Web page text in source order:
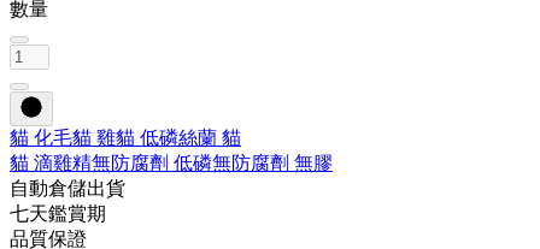
數量
貓 化毛貓 雞貓 低磷絲蘭 貓
貓 滴雞精無防腐劑 低磷無防腐劑 無膠
自動倉儲出貨
七天鑑賞期
品質保證